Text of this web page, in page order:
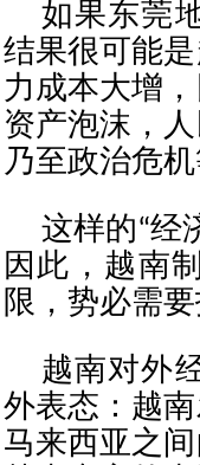
如果东莞
结果很可能
力成本大增
资产泡沫，
乃至政治危机
这样的“经
因此，越南
限，势必需
越南对外
外表态：越
马来西亚之